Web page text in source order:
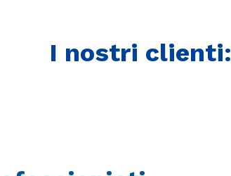
I nostri clienti: